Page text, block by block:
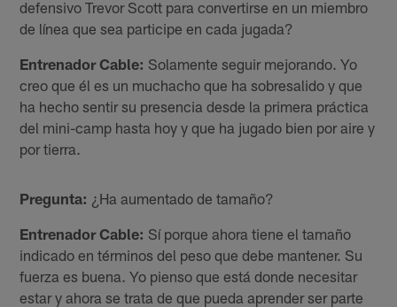
defensivo Trevor Scott para convertirse en un miembro
de línea que sea participe en cada jugada?
Entrenador Cable: Solamente seguir mejorando. Yo
creo que él es un muchacho que ha sobresalido y que
ha hecho sentir su presencia desde la primera práctica
del mini-camp hasta hoy y que ha jugado bien por aire y
por tierra.
Pregunta: ¿Ha aumentado de tamaño?
Entrenador Cable: Sí porque ahora tiene el tamaño
indicado en términos del peso que debe mantener. Su
fuerza es buena. Yo pienso que está donde necesitar
estar y ahora se trata de que pueda aprender ser parte